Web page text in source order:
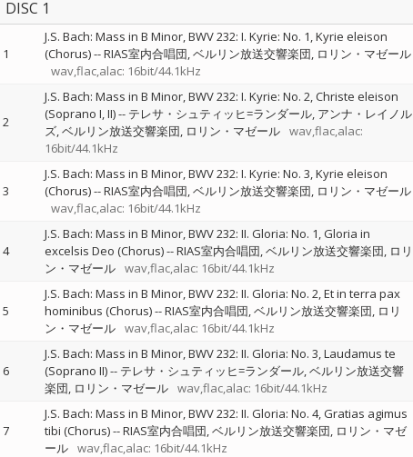
DISC 1
1
J.S. Bach: Mass in B Minor, BWV 232: I. Kyrie: No. 1, Kyrie eleison
(Chorus)--RIAS室内合唱団 ベルリン放送交響楽団 ロリン・マゼール
wav,flac,alac: 16bit/44.1kHz
2
J.S. Bach: Mass in B Minor, BWV 232: I. Kyrie: No. 2, Christe eleison
(Soprano I, II)-- テレサ・シュティッヒ=ランダール アンナ・レイノル
ズ ベルリン放送交響楽団 ロリン・マゼール wav,flac,alac:
16bit/44.1kHz
3
J.S. Bach: Mass in B Minor, BWV 232: I. Kyrie: No. 3, Kyrie eleison
(Chorus)--RIAS室内合唱団 ベルリン放送交響楽団 ロリン・マゼール
wav,flac,alac: 16bit/44.1kHz
4
J.S. Bach: Mass in B Minor, BWV 232: II. Gloria: No. 1, Gloria in
excelsis Deo (Chorus)--RIAS室内合唱団 ベルリン放送交響楽団 ロリ
ン・マゼール wav,flac,alac: 16bit/44.1kHz
5
J.S. Bach: Mass in B Minor, BWV 232: II. Gloria: No. 2, Et in terra pax
hominibus (Chorus)--RIAS室内合唱団 ベルリン放送交響楽団 ロリ
ン・マゼール wav,flac,alac: 16bit/44.1kHz
6
J.S. Bach: Mass in B Minor, BWV 232: II. Gloria: No. 3, Laudamus te
(Soprano II)-- テレサ・シュティッヒ=ランダール ベルリン放送交響
楽団 ロリン・マゼール wav,flac,alac: 16bit/44.1kHz
7
J.S. Bach: Mass in B Minor, BWV 232: II. Gloria: No. 4, Gratias agimus
tibi (Chorus)--RIAS室内合唱団 ベルリン放送交響楽団 ロリン・マゼ
ール wav,flac,alac: 16bit/44.1kHz